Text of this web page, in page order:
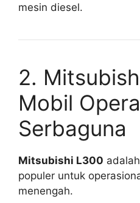
mesin diesel.
2.
Mobil
Serbaguna
Mitsubishi L300
populer untuk
menengah.